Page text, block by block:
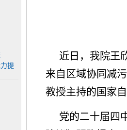
提
近日，我院王
来自区域协同减
教授主持的国家
党的二十届四